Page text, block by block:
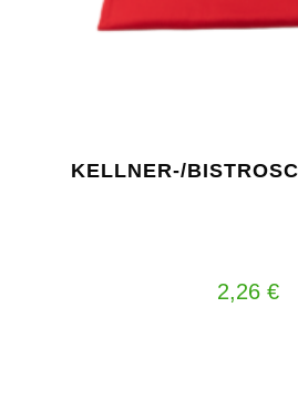
KELLNER-/
2,26 €